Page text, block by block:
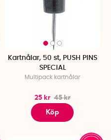
Kartnålar, 50 st, PUSH PINS
SPECIAL
Multipack kartnålar
25 kr 45 kr
Köp